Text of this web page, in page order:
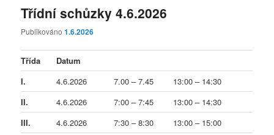
Třídní schůzky 4.6.2026
Publikováno1.6.2026
Třída
Datum
I.
4.6.2026 7.00 – 7.45
13:00 – 14:30
II.
4.6.2026 7:00 – 7:45
13:00 – 14:30
III.
4.6.2026 7:30 – 8:30
13:00 – 15:00